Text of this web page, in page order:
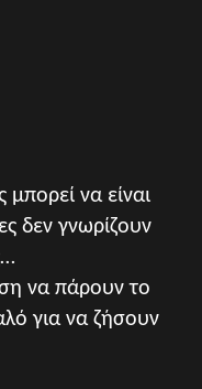
μπορεί να είναι
δεν γνωρίζουν
να πάρουν το
για να ζήσουν